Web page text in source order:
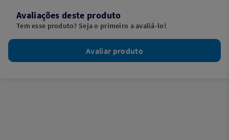
Avaliações deste produto
Tem esse produto? Seja o primeiro a avaliá-lo!
Avaliar produto